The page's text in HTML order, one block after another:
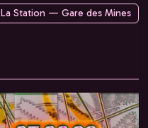
La Station — Gare des Mines